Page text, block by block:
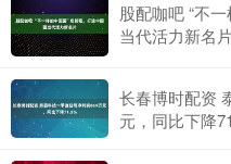
股配咖吧 “不
当代活力新名
长春博时配资
元，同比下降